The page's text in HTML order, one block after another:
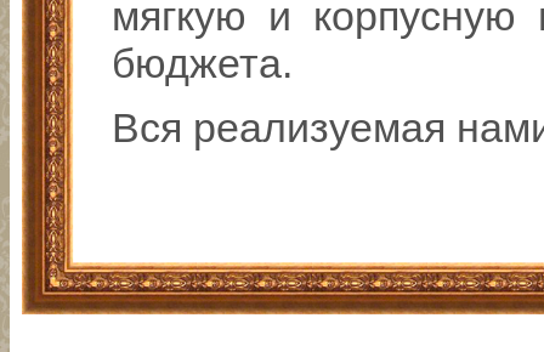
мягкую и корпусную
бюджета.
Вся реализуемая